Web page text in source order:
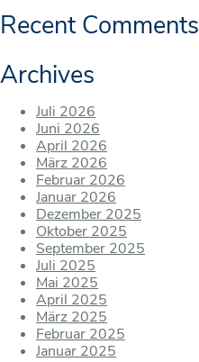
Recent Comments
Archives
Juli 2026
Juni 2026
April 2026
März 2026
Februar 2026
Januar 2026
Dezember 2025
Oktober 2025
September 2025
Juli 2025
Mai 2025
April 2025
März 2025
Februar 2025
Januar 2025